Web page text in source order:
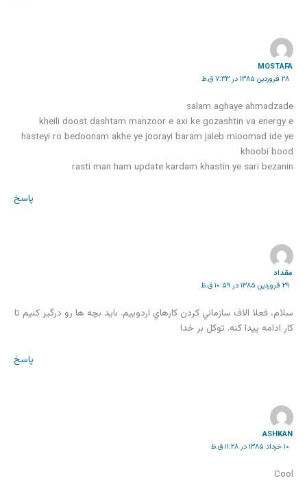
MOSTAFA
۲۸ فروردین ۱۳۸۵ در ۷:۳۳ ق.ظ
salam aghaye ahmadzade
kheili doost dashtam manzoor e axi ke gozashtin va energy e
hasteyi ro bedoonam akhe ye joorayi baram jaleb mioomad ide ye
khoobi bood
rasti man ham update kardam khastin ye sari bezanin
پاسخ
مقداد
۲۹ فروردین ۱۳۸۵ در ۱۰:۵۹ ق.ظ
سلام، فعلا الاف سازماني کردن کارهاي اردوييم. بايد بچه ها رو درگير کنيم تا
کار ادامه پيدا کنه. توکل بر خدا
پاسخ
ASHKAN
۱۰ خرداد ۱۳۸۵ در ۱۱:۲۸ ق.ظ
Cool